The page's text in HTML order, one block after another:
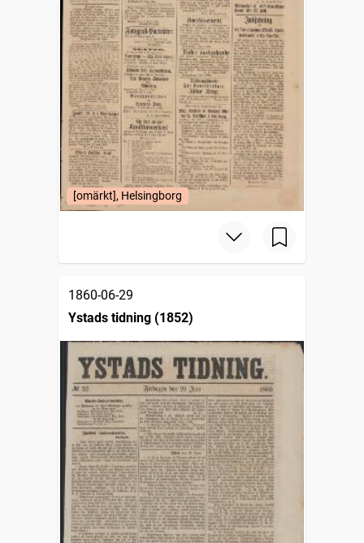
[omärkt], Helsingborg
1860-06-29
Ystads tidning (1852)